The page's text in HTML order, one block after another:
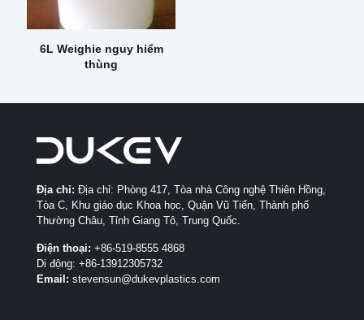
6L Weighie nguy hiểm
thùng
Địa chỉ: Địa chỉ: Phòng 417, Tòa nhà Công nghệ Thiên Hồng,
Tòa C, Khu giáo dục Khoa học, Quận Vũ Tiến, Thành phố
Thường Châu, Tỉnh Giang Tô, Trung Quốc.
Điện thoại: +86-519-8555 4868
Di động: +86-13912305732
Email: stevensun@dukevplastics.com